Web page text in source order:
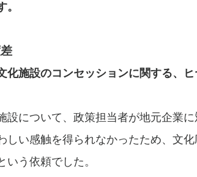
化施設のコンセッションに関する、
設について、政策担当者が地元企業
しい感触を得られなかったため、文
いう依頼でした。